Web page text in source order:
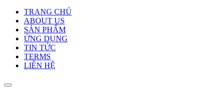
TRANG CHỦ
ABOUT US
SẢN PHẨM
ỨNG DỤNG
TIN TỨC
TERMS
LIÊN HỆ